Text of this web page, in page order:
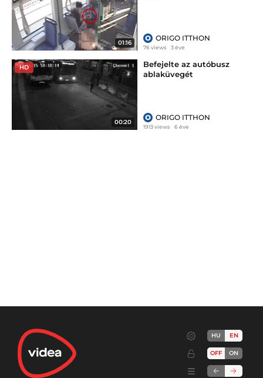
01:16
ORIGO ITTHON
76 views 3 éve
HD
00:20
Befejelte az autóbusz
ablaküvegét
ORIGO ITTHON
1913 views 6 éve
HU EN
OFF ON